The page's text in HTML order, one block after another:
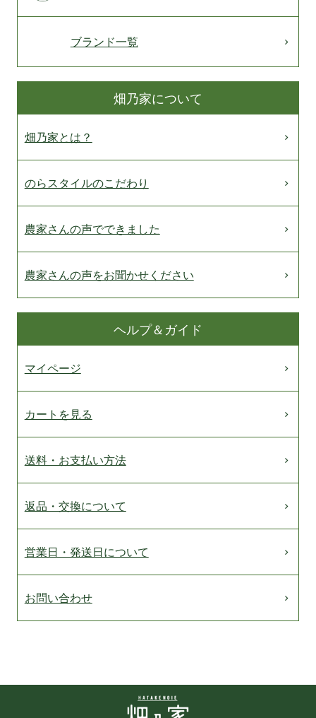
ブランド一覧
畑乃家について
畑乃家とは？
のらスタイルのこだわり
農家さんの声でできました
農家さんの声をお聞かせください
ヘルプ＆ガイド
マイページ
カートを見る
送料・お支払い方法
返品・交換について
営業日・発送日について
お問い合わせ